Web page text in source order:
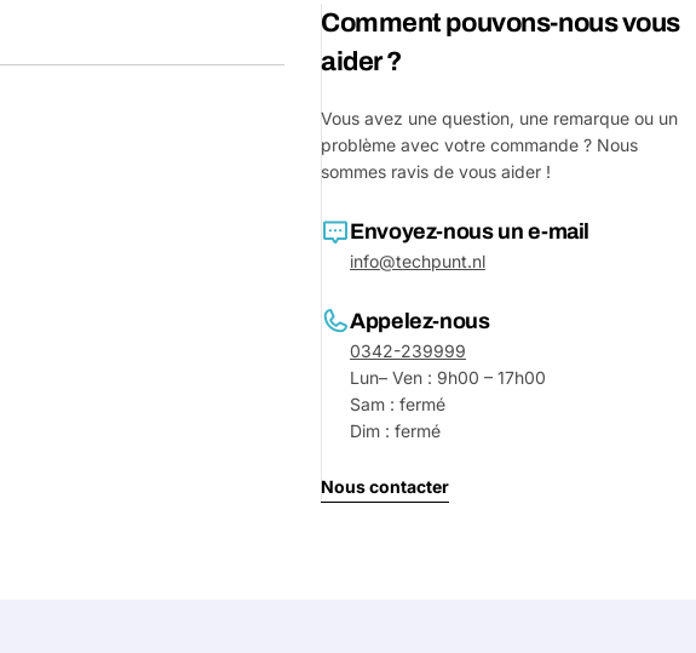
Partager
Votre
Votre
Comment pouvons-nous vous
aider ?
Vous avez une question, une remarque ou un
problème avec votre commande ? Nous
sommes ravis de vous aider !
Envoyez-nous un e-mail
info@techpunt.nl
Appelez-nous
0342-239999
Lun– Ven : 9h00 – 17h00
Sam : fermé
Dim : fermé
Nous contacter